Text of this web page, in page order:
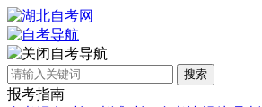
自考导航
搜索
报考指南